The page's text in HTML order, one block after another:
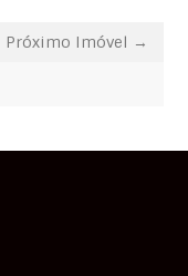
Próximo Imóvel →